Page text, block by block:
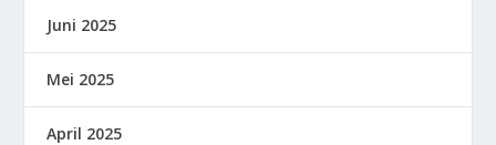
Juni 2025
Mei 2025
April 2025